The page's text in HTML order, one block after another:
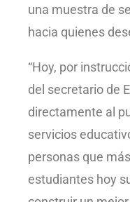
una muestra de
hacia quienes
“Hoy, por
del secretario de
directamente al
servicios
personas que
estudiantes hoy